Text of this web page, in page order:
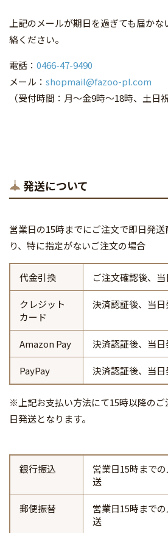
上記のメールが期日を過ぎても届か
絡ください。
電話： 0466-47-9490
メール： shopmail@fazoo-pl.com
（受付時間：月～金9時～18時、土日
発送について
営業日の15時までにご注文で即日発
り、特に指定がないご注文の場合
代金引換 ご注文確認後、
クレジット
カード
決済認証後、当日
Amazon Pay 決済認証後、当日
PayPay 決済認証後、当日
※上記お支払い方法にて15時以降の
日発送となります。
銀行振込
営業日15時まで
送
郵便振替
営業日15時まで
送